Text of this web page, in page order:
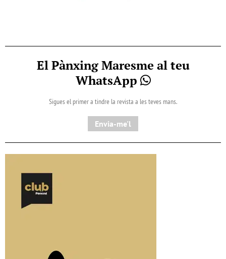
El Pànxing Maresme al teu
WhatsApp
Sigues el primer a tindre la revista a les teves mans.
Envia-me'l